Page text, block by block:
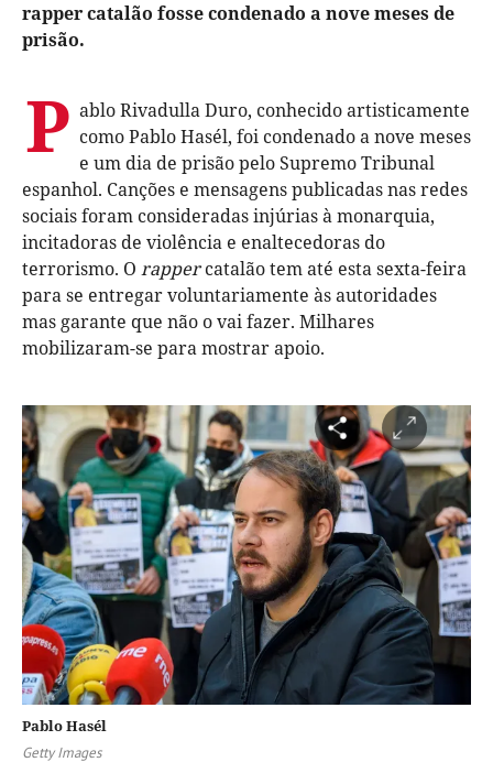
rapper catalão fosse condenado a nove meses de
prisão.
P ablo Rivadulla Duro, conhecido artisticamente
como Pablo Hasél, foi condenado a nove meses
e um dia de prisão pelo Supremo Tribunal
espanhol. Canções e mensagens publicadas nas redes
sociais foram consideradas injúrias à monarquia,
incitadoras de violência e enaltecedoras do
terrorismo. O rappercatalão tem até esta sexta-feira
para se entregar voluntariamente às autoridades
mas garante que não o vai fazer. Milhares
mobilizaram-se para mostrar apoio.
Pablo Hasél
Getty Images